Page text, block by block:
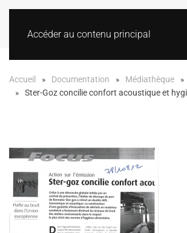
Accéder au contenu principal
Accueil Documentation Médiathèque
Ster-Goz concilie confort acoustique et